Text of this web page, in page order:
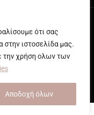
ότι σας
ιστοσελίδα μας.
την χρήση ολων των
Αποδοχή όλων
Web Keys